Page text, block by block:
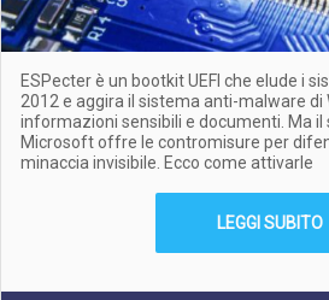
ESPecter è un bootkit UEFI che elude i
2012 e aggira il sistema anti-malware
informazioni sensibili e documenti. Ma
Microsoft offre le contromisure per
minaccia invisibile. Ecco come attivarle
LEGGI SUBITO